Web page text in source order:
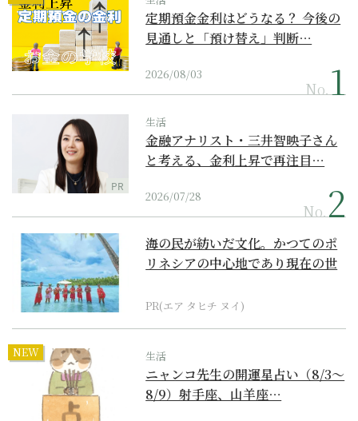
定期預金金利はどうなる？ 今後の
見通しと「預け替え」判断…
2026/08/03
No.
PR
生活
金融アナリスト・三井智映子さん
と考える、金利上昇で再注目…
2026/07/28
No.
海の民が紡いだ文化。かつてのポ
リネシアの中心地であり現在の世
PR(エア タヒチ ヌイ)
NEW 生活
ニャンコ先生の開運星占い（8/3～
8/9）射手座、山羊座…